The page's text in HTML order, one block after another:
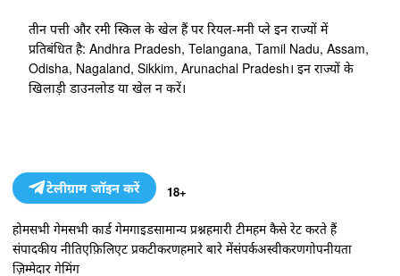
तीन पत्ती और रमी स्किल के खेल हैं पर रियल-मनी प्ले इन राज्यों में
प्रतिबंधित है: Andhra Pradesh, Telangana, Tamil Nadu, Assam,
Odisha, Nagaland, Sikkim, Arunachal Pradesh। इन राज्यों के
खिलाड़ी डाउनलोड या खेल न करें।
टेलीग्राम जॉइन करें 18+
होमसभी गेमसभी कार्ड गेमगाइडसामान्य प्रश्नहमारी टीमहम कैसे रेट करते हैं
संपादकीय नीतिएफ़िलिएट प्रकटीकरणहमारे बारे मेंसंपर्कअस्वीकरणगोपनीयता
ज़िम्मेदार गेमिंग